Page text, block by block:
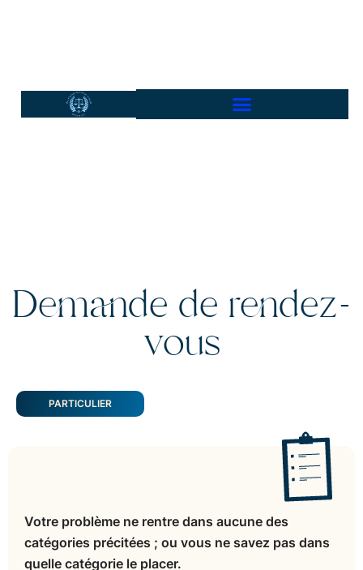
Demande de rendez-
vous
PARTICULIER
Votre problème ne rentre dans aucune des
catégories précitées ; ou vous ne savez pas dans
quelle catégorie le placer.